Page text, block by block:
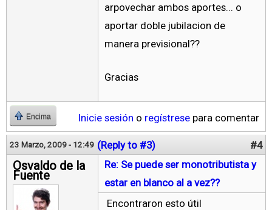
arpovechar ambos aportes... o
aportar doble jubilacion de
manera previsional??
Gracias
Encima Inicie sesión o regístrese para comentar
23 Marzo, 2009 - 12:49 (Reply to #3) #4
Osvaldo de la
Fuente
Re: Se puede ser monotributista y
estar en blanco al a vez??
Encontraron esto útil